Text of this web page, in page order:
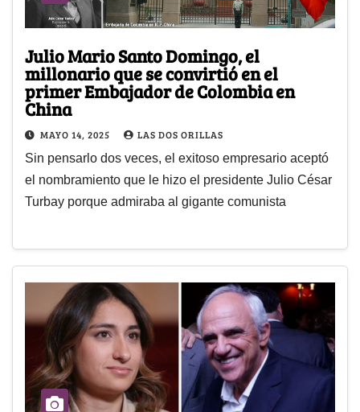
Julio Mario Santo Domingo, el
millonario que se convirtió en el
primer Embajador de Colombia en
China
MAYO 14, 2025 LAS DOS ORILLAS
Sin pensarlo dos veces, el exitoso empresario aceptó
el nombramiento que le hizo el presidente Julio César
Turbay porque admiraba al gigante comunista